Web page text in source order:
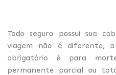
Todo seguro possui sua
viagem não é diferente,
obrigatório é para
permanente parcial ou